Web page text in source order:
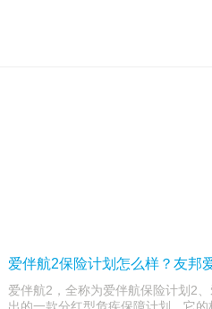
爱伴航2保险计划怎么样？友邦
爱伴航2，全称为爱伴航保险计划2